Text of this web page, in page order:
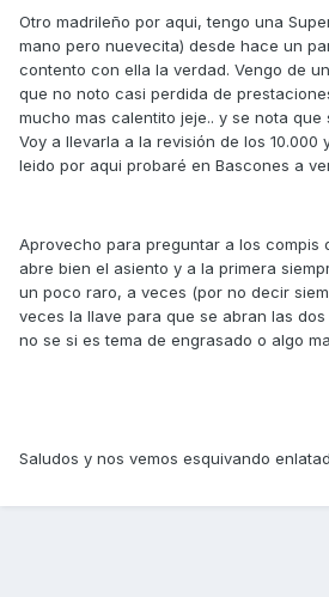
Otro madrileño por aqui, tengo una
mano pero nuevecita) desde hace un
contento con ella la verdad. Vengo de
que no noto casi perdida de
mucho mas calentito jeje.. y se nota que
Voy a llevarla a la revisión de los 10.000
leido por aqui probaré en Bascones a
Aprovecho para preguntar a los compis
abre bien el asiento y a la primera
un poco raro, a veces (por no decir
veces la llave para que se abran las
no se si es tema de engrasado o algo
Saludos y nos vemos esquivando